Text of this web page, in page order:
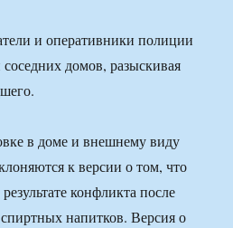
и оперативники полиции
домов, разыскивая
в доме и внешнему виду
к версии о том, что
конфликта после
напитков. Версия о